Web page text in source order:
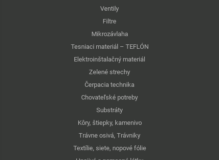
Ventily
Filtre
Mikrozávlaha
Tesniaci materiál – TEFLÓN
Elektroinštalačný materiál
Zelené strechy
Čerpacia technika
Chovateľské potreby
Substráty
Kôry, štiepky, kamenivo
Trávne osivá, Trávniky
Textílie, siete, nopové fólie